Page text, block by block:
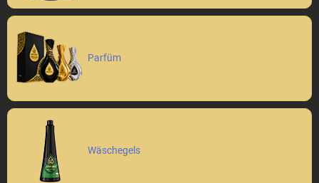
Parfüm
Wäschegels